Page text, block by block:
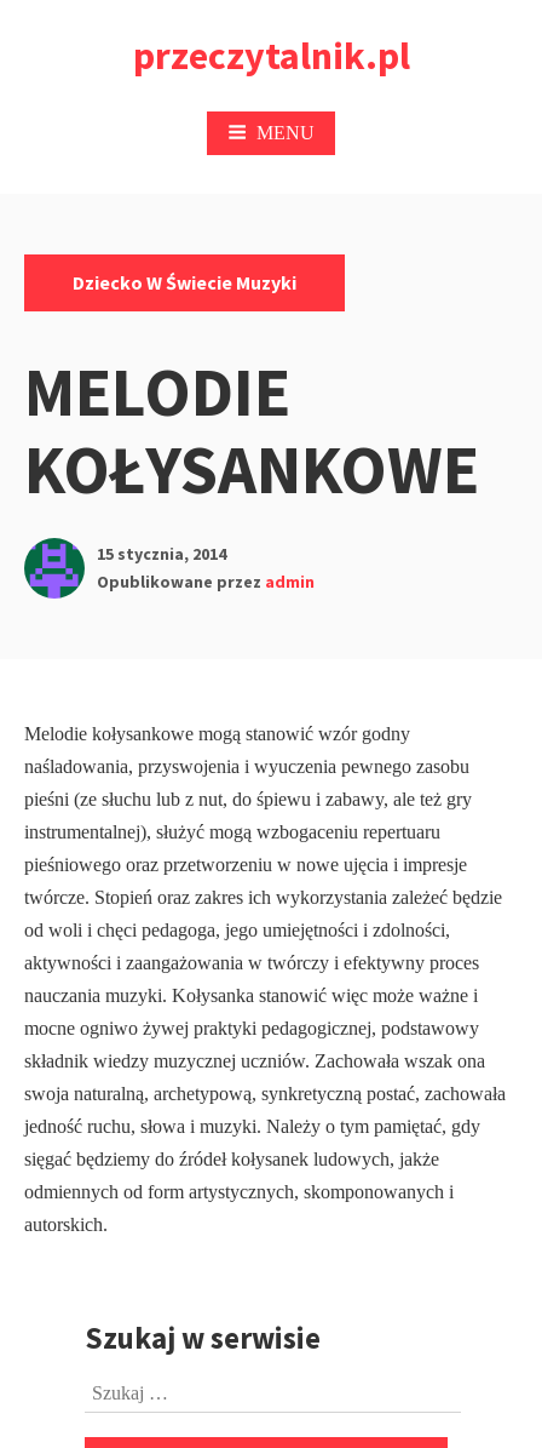
przeczytalnik.pl
MENU
Dziecko W Świecie Muzyki
MELODIE
KOŁYSANKOWE
15 stycznia, 2014
Opublikowane przez admin
Melodie kołysankowe mogą stanowić wzór godny
naśladowania, przyswojenia i wyuczenia pewnego zasobu
pieśni (ze słuchu lub z nut, do śpiewu i zabawy, ale też gry
instrumentalnej), służyć mogą wzbogaceniu repertuaru
pieśniowego oraz przetworzeniu w nowe ujęcia i impresje
twórcze. Stopień oraz zakres ich wykorzystania zależeć będzie
od woli i chęci pedagoga, jego umiejętności i zdolności,
aktywności i zaangażo­wania w twórczy i efektywny proces
nauczania muzyki. Kołysanka stanowić więc może ważne i
mocne ogniwo żywej praktyki pedago­gicznej, podstawowy
składnik wiedzy muzycznej uczniów. Zachowała wszak ona
swoja naturalną, archetypową, synkretyczną postać, zachowała
jedność ruchu, słowa i muzyki. Należy o tym pamiętać, gdy
sięgać będziemy do źródeł kołysanek ludowych, jakże
odmiennych od form artystycznych, skomponowanych i
autorskich.
PrzejdźSzukaj w serwisie
Szukaj: